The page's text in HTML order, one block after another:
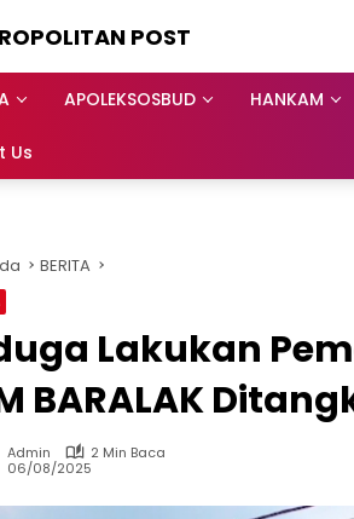
POST
APOLEKSOSBUD HANKAM
Us
BERITA
Lakukan
BARALAK
Admin
2 Min Baca
06/08/2025